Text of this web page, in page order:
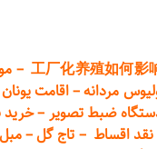
工厂化养殖如何影
–
مردانه–اقامت
ضبط تصویر –خرید
قد اقساط – تاج گل–